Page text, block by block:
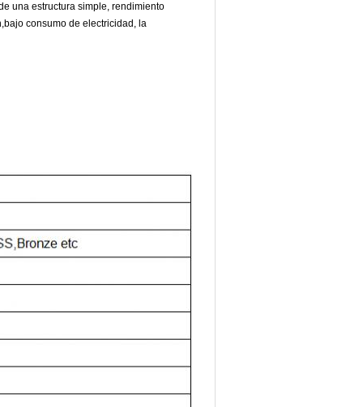
una estructura simple, rendimiento
consumo de electricidad, la